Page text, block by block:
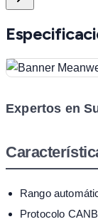
Expertos en
Rango
Protocolo